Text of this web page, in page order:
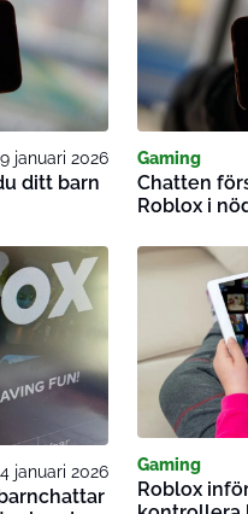
januari 2026
ditt barn
Gaming
Chatten
Roblox i
januari 2026 Gaming
Roblox